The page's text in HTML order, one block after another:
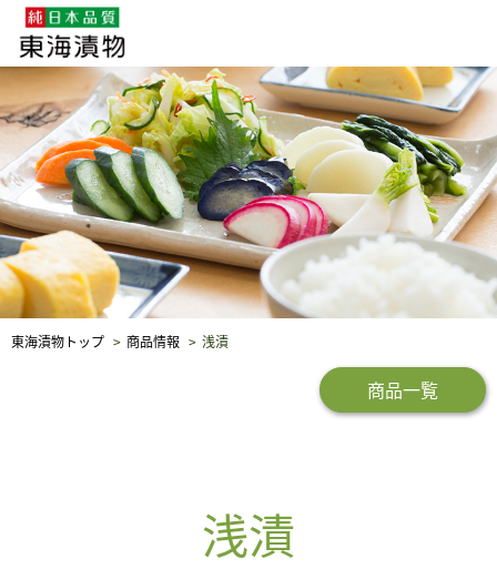
企業・採用情報 社会貢献 品質保証
東海漬物トップ 商品情報 浅漬
商品一覧
浅漬